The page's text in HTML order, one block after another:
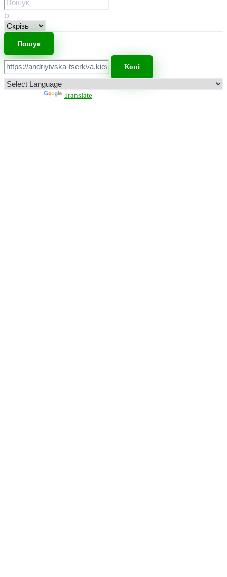
із
Копі
Translate